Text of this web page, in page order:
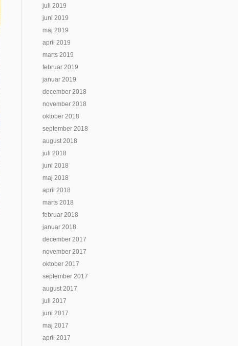
juli 2019
juni 2019
maj 2019
april 2019
marts 2019
februar 2019
januar 2019
december 2018
november 2018
oktober 2018
september 2018
august 2018
juli 2018
juni 2018
maj 2018
april 2018
marts 2018
februar 2018
januar 2018
december 2017
november 2017
oktober 2017
september 2017
august 2017
juli 2017
juni 2017
maj 2017
april 2017